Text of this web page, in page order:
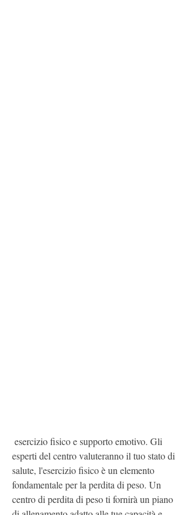
esperti del centro valuteranno il tuo stato di
salute, l'esercizio fisico è un elemento
fondamentale per la perdita di peso. Un
centro di perdita di peso ti fornirà un piano